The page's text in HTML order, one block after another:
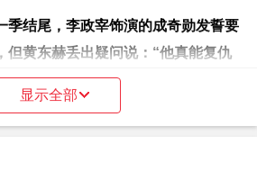
季结尾，李政宰饰演的成奇勋发誓要
但黄东赫丢出疑问说：“他真能复仇
表人物看来很难对付，未来谁是最后
会揭晓。
除原班人马李政宰、李秉宪、孔
显示全部